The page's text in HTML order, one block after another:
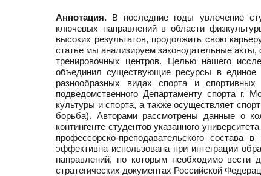
Аннотация. В последние годы увлечение
ключевых направлений в области
высоких результатов, продолжить свою
статье мы анализируем законодательные
тренировочных центров. Целью нашего
объединил существующие ресурсы в единое
разнообразных видах спорта и
подведомственного Департаменту спорта г.
культуры и спорта, а также осуществляет
борьба). Авторами рассмотрены данные о
контингенте студентов указанного
профессорско-преподавательского
эффективна использована при интеграции
направлений, по которым необходимо
стратегических документах Российской